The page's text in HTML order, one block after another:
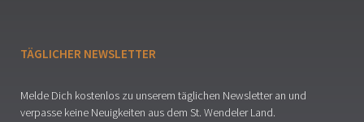
TÄGLICHER NEWSLETTER
Melde Dich kostenlos zu unserem täglichen Newsletter an und
verpasse keine Neuigkeiten aus dem St. Wendeler Land.